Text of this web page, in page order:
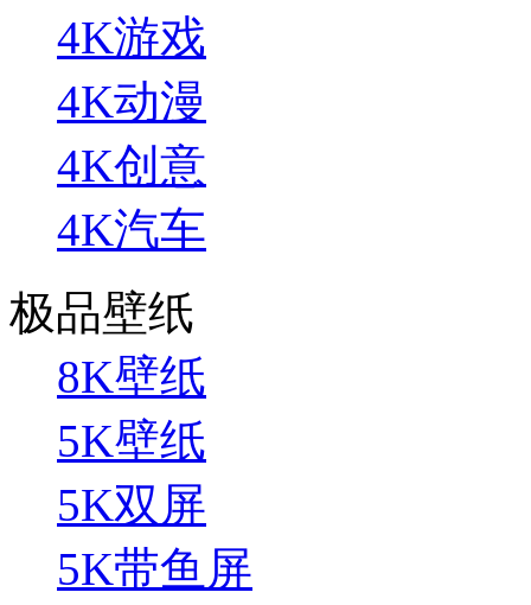
4K游戏
4K动漫
4K创意
4K汽车
极品壁纸
8K壁纸
5K壁纸
5K双屏
5K带鱼屏